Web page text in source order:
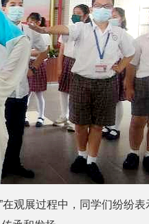
在观展过程中，同学们纷纷